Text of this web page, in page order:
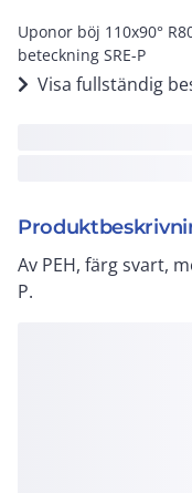
Uponor böj 110x90°
beteckning SRE-P
Visa fullständig
Av PEH, färg svart,
P.